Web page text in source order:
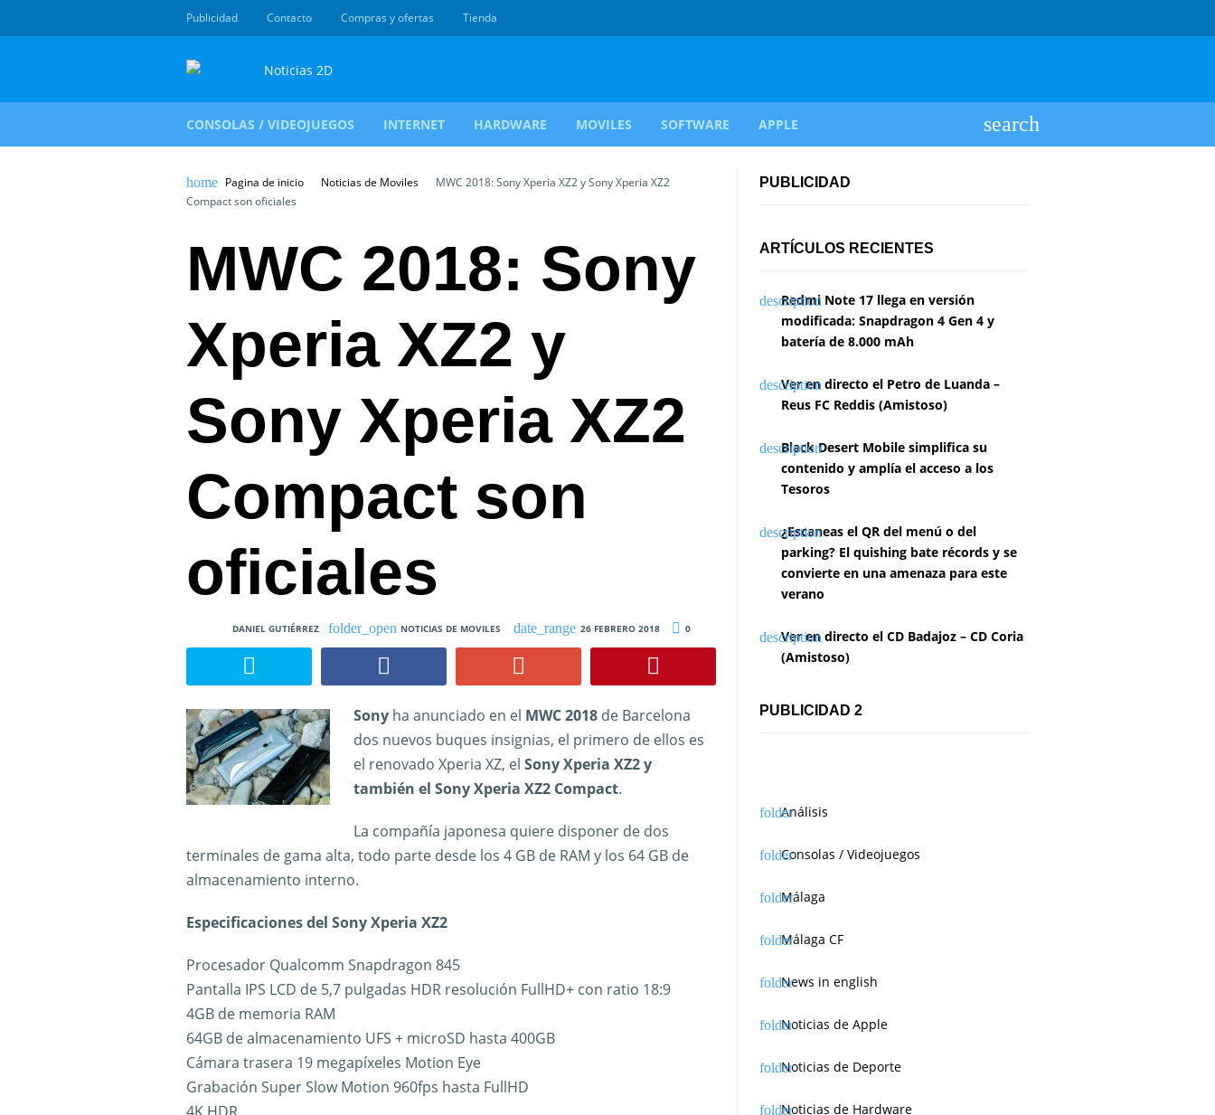
Publicidad Contacto Compras y ofertas Tienda
CONSOLAS / VIDEOJUEGOS INTERNET HARDWARE MOVILES SOFTWARE APPLE
Pagina de inicio Noticias de Moviles
MWC 2018: Sony Xperia XZ2 y Sony Xperia XZ2
Compact son oficiales
MWC 2018: Sony
Xperia XZ2 y
Sony Xperia XZ2
Compact son
oficiales
DANIEL GUTIÉRREZ NOTICIAS DE MOVILES 26 FEBRERO 2018 0
Sonyha anunciado en el MWC 2018de Barcelona
dos nuevos buques insignias, el primero de ellos es
el renovado Xperia XZ, el Sony Xperia XZ2 y
también el Sony Xperia XZ2 Compact.
La compañía japonesa quiere disponer de dos
terminales de gama alta, todo parte desde los 4 GB de RAM y los 64 GB de
almacenamiento interno.
Especificaciones del Sony Xperia XZ2
Procesador Qualcomm Snapdragon 845
Pantalla IPS LCD de 5,7 pulgadas HDR resolución FullHD+ con ratio 18:9
4GB de memoria RAM
64GB de almacenamiento UFS + microSD hasta 400GB
Cámara trasera 19 megapíxeles Motion Eye
Grabación Super Slow Motion 960fps hasta FullHD
PUBLICIDAD
ARTÍCULOS RECIENTES
Redmi Note 17 llega en versión
modificada: Snapdragon 4 Gen 4 y
batería de 8.000 mAh
Ver en directo el Petro de Luanda –
Reus FC Reddis (Amistoso)
Black Desert Mobile simplifica su
contenido y amplía el acceso a los
Tesoros
¿Escaneas el QR del menú o del
parking? El quishing bate récords y se
convierte en una amenaza para este
verano
Ver en directo el CD Badajoz – CD Coria
(Amistoso)
PUBLICIDAD 2
Análisis
Consolas / Videojuegos
Málaga
Málaga CF
News in english
Noticias de Apple
Noticias de Deporte
Noticias de Hardware